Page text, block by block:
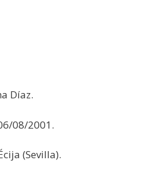
Díaz.
08/2001.
(Sevilla).